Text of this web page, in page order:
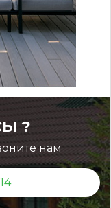
?
нам